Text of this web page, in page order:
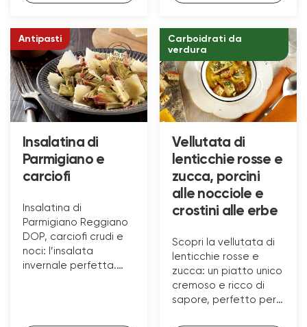
Antipasti
Insalatina di
Parmigiano e
carciofi
Insalatina di
Parmigiano Reggiano
DOP, carciofi crudi e
noci: l’insalata
invernale perfetta.
Carboidrati da
verdura
Vellutata di
lenticchie rosse e
zucca, porcini
alle nocciole e
crostini alle erbe
Scopri la vellutata di
lenticchie rosse e
zucca: un piatto unico
cremoso e ricco di
sapore, perfetto per